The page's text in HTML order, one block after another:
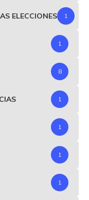
ELECCIONES 1
1
8
1
1
1
1